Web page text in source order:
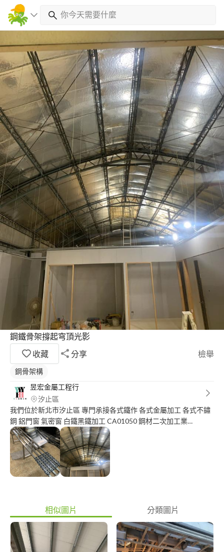
鋼鐵骨架撐起穹頂光影
收藏
分享 檢舉
鋼骨架構
昱宏金屬工程行
汐止區
我們位於新北市汐止區 專門承接各式鐵作 各式金屬加工 各式不鏽
鋼 鋁門窗 氣密窗 白鐵黑鐵加工 CA01050 鋼材二次加工業
CA02990 其他金屬製品製造業 E801020 門窗安裝工程業 另有個人
工作室 曾任職電商美編 大圖輸出美編 現職承接家業偶爾兼職 我的
服務： 1.海報/DM/型錄設計 2.Logo/名片設計 3.包裝設計 4.Banner
設計 5.影音剪輯 6.影片上字幕 許耀峰 Dama 賴*********
相似圖片 分類圖片